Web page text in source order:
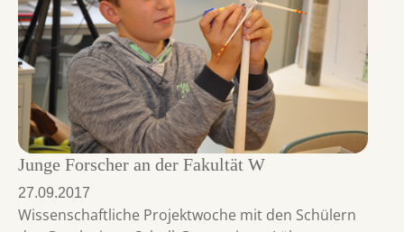
Junge Forscher an der Fakultät W
27.09.2017
Wissenschaftliche Projektwoche mit den Schülern